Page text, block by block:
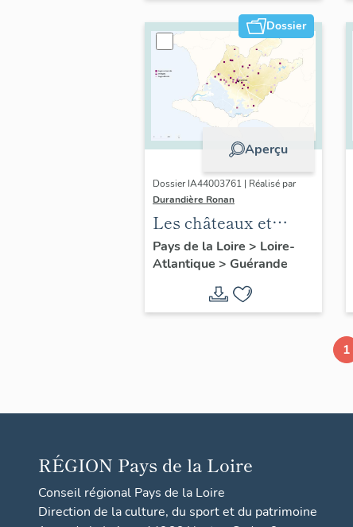
Dossier
Aperçu
Dossier IA44003761 | Réalisé par
Durandière Ronan
Les châteaux et
manoirs de
Guérande
Pays de la Loire > Loire-
Atlantique > Guérande
1
RÉGION Pays de la Loire
Conseil régional Pays de la Loire
Direction de la culture, du sport et du patrimoine